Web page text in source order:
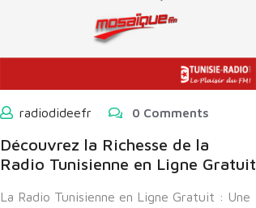
radiodideefr 0 Comments
Découvrez la Richesse de la
Radio Tunisienne en Ligne Gratuit
La Radio Tunisienne en Ligne Gratuit : Une